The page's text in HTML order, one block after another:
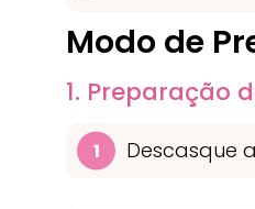
Modo de
1. Preparação
Descasque